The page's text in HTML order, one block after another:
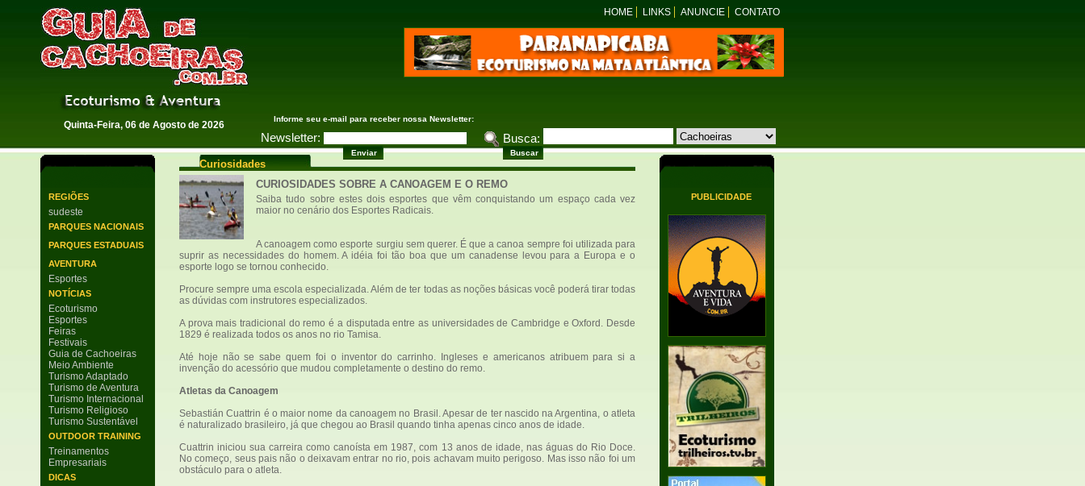
Guia de Cachoeiras HOME LINKS ANUNCIE CONTATO
Quinta-Feira, 06 de Agosto de 2026
Busca:
Informe seu e-mail para receber nossa Newsletter:
Newsletter:
REGIÕES
sudeste
PARQUES NACIONAIS
PARQUES ESTADUAIS
AVENTURA
Esportes
NOTÍCIAS
Ecoturismo
Esportes
Feiras
Festivais
Guia de Cachoeiras
Meio Ambiente
Turismo Adaptado
Turismo de Aventura
Turismo Internacional
Turismo Religioso
Turismo Sustentável
OUTDOOR TRAINING
Treinamentos
Empresariais
DICAS
Curiosidades
CURIOSIDADES SOBRE A CANOAGEM E O REMO
Saiba tudo sobre estes dois esportes que vêm conquistando um espaço cada vez
maior no cenário dos Esportes Radicais.
A canoagem como esporte surgiu sem querer. É que a canoa sempre foi utilizada para
suprir as necessidades do homem. A idéia foi tão boa que um canadense levou para a Europa e o
esporte logo se tornou conhecido.
Procure sempre uma escola especializada. Além de ter todas as noções básicas você poderá tirar todas
as dúvidas com instrutores especializados.
A prova mais tradicional do remo é a disputada entre as universidades de Cambridge e Oxford. Desde
1829 é realizada todos os anos no rio Tamisa.
Até hoje não se sabe quem foi o inventor do carrinho. Ingleses e americanos atribuem para si a
invenção do acessório que mudou completamente o destino do remo.
Atletas da Canoagem
Sebastián Cuattrin é o maior nome da canoagem no Brasil. Apesar de ter nascido na Argentina, o atleta
é naturalizado brasileiro, já que chegou ao Brasil quando tinha apenas cinco anos de idade.
Cuattrin iniciou sua carreira como canoísta em 1987, com 13 anos de idade, nas águas do Rio Doce.
No começo, seus pais não o deixavam entrar no rio, pois achavam muito perigoso. Mas isso não foi um
obstáculo para o atleta.
PUBLICIDADE